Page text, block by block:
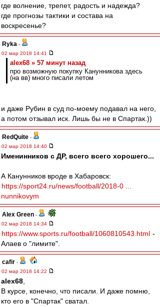
где волнение, трепет, радость и надежда?
где прогнозы тактики и состава на
воскресенье?
Ryka -
02 мар 2018 14:41
alex68 » 57 минут назад
про возможную покупку Канунникова здесь
(на вв) много писали летом
и даже Рубин в суд по-моему подавал на него,
а потом отзывал иск. Лишь бы не в Спартак.))
RedQuite -
02 мар 2018 14:40
Именинников с ДР, всего всего хорошего...
А Канунников вроде в Хабаровск:
https://sport24.ru/news/football/2018-0 ...
nunnikovym
Alex Green -
02 мар 2018 14:34
https://www.sports.ru/football/1060810543.html -
Алаев о "лимите".
cafir -
02 мар 2018 14:22
alex68
В курсе, конечно, что писали. И даже помню,
кто его в "Спартак" сватал.